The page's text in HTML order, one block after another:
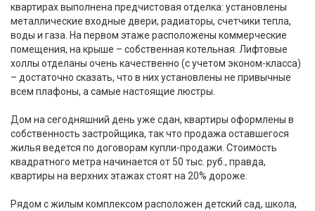
квартирах выполнена предчистовая отделка: установлены
металлические входные двери, радиаторы, счетчики тепла,
воды и газа. На первом этаже расположены коммерческие
помещения, на крыше – собственная котельная. Лифтовые
холлы отделаны очень качественно (с учетом эконом-класса)
– достаточно сказать, что в них установлены не привычные
всем плафоны, а самые настоящие люстры.
Дом на сегодняшний день уже сдан, квартиры оформлены в
собственность застройщика, так что продажа оставшегося
жилья ведется по договорам купли-продажи. Стоимость
квадратного метра начинается от 50 тыс. руб., правда,
квартиры на верхних этажах стоят на 20% дороже.
Рядом с жилым комплексом расположен детский сад, школа,